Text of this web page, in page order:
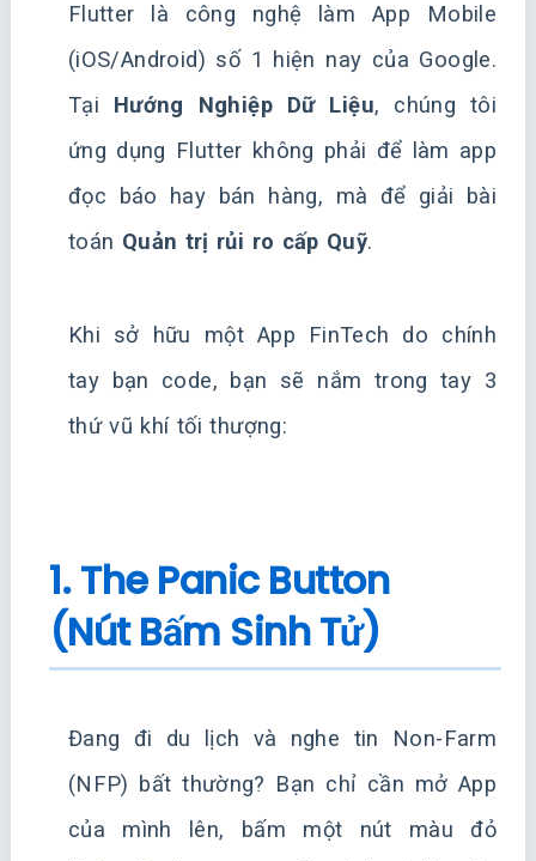
Flutter là công nghệ làm App Mobile
(iOS/Android) số 1 hiện nay của Google.
Tại Hướng Nghiệp Dữ Liệu, chúng tôi
ứng dụng Flutter không phải để làm app
đọc báo hay bán hàng, mà để giải bài
toán Quản trị rủi ro cấp Quỹ.
Khi sở hữu một App FinTech do chính
tay bạn code, bạn sẽ nắm trong tay 3
thứ vũ khí tối thượng:
1. The Panic Button
(Nút Bấm Sinh Tử)
Đang đi du lịch và nghe tin Non-Farm
(NFP) bất thường? Bạn chỉ cần mở App
của mình lên, bấm một nút màu đỏ